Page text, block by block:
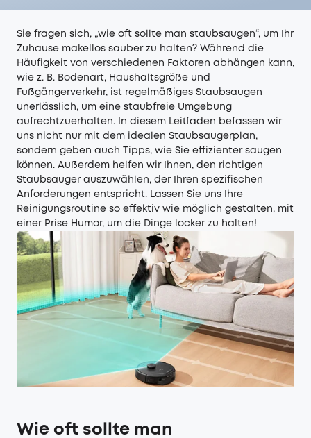
Sie fragen sich, „wie oft sollte man staubsaugen“, um Ihr
Zuhause makellos sauber zu halten? Während die
Häufigkeit von verschiedenen Faktoren abhängen kann,
wie z. B. Bodenart, Haushaltsgröße und
Fußgängerverkehr, ist regelmäßiges Staubsaugen
unerlässlich, um eine staubfreie Umgebung
aufrechtzuerhalten. In diesem Leitfaden befassen wir
uns nicht nur mit dem idealen Staubsaugerplan,
sondern geben auch Tipps, wie Sie effizienter saugen
können. Außerdem helfen wir Ihnen, den richtigen
Staubsauger auszuwählen, der Ihren spezifischen
Anforderungen entspricht. Lassen Sie uns Ihre
Reinigungsroutine so effektiv wie möglich gestalten, mit
einer Prise Humor, um die Dinge locker zu halten!
Wie oft sollte man